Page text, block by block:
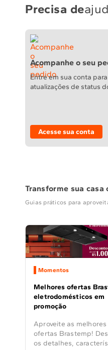
Precisa de
Acompanhe o seu
Entre em sua conta
atualizações de status
Acesse sua conta
Transforme sua casa
Guias práticos para
Momentos
Melhores ofertas
eletrodomésticos em
promoção
Aproveite as melhores
ofertas Brastemp!
os detalhes,